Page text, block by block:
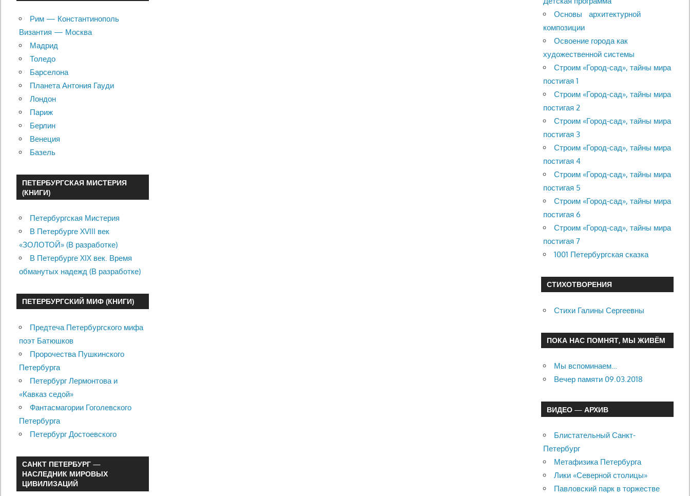
Рим — Константинополь
Византия — Москва
Мадрид
Толедо
Барселона
Планета Антония Гауди
Лондон
Париж
Берлин
Венеция
Базель
ПЕТЕРБУРГСКАЯ МИСТЕРИЯ
(КНИГИ)
Петербургская Мистерия
В Петербурге XVIII век
«ЗОЛОТОЙ» (В разработке)
В Петербурге XIX век. Время
обманутых надежд (В разработке)
ПЕТЕРБУРГСКИЙ МИФ (КНИГИ)
Предтеча Петербургского мифа
поэт Батюшков
Пророчества Пушкинского
Петербурга
Петербург Лермонтова и
«Кавказ седой»
Фантасмагории Гоголевского
Петербурга
Петербург Достоевского
САНКТ ПЕТЕРБУРГ —
НАСЛЕДНИК МИРОВЫХ
ЦИВИЛИЗАЦИЙ
Основы архитектурной
композиции
Освоение города как
художественной системы
Строим «Город-сад», тайны мира
постигая 1
Строим «Город-сад», тайны мира
постигая 2
Строим «Город-сад», тайны мира
постигая 3
Строим «Город-сад», тайны мира
постигая 4
Строим «Город-сад», тайны мира
постигая 5
Строим «Город-сад», тайны мира
постигая 6
Строим «Город-сад», тайны мира
постигая 7
1001 Петербургская сказка
СТИХОТВОРЕНИЯ
Стихи Галины Сергеевны
ПОКА НАС ПОМНЯТ, МЫ ЖИВЁМ
Мы вспоминаем…
Вечер памяти 09.03.2018
ВИДЕО — АРХИВ
Блистательный Санкт-
Петербург
Метафизика Петербурга
Лики «Северной столицы»
Павловский парк в торжестве